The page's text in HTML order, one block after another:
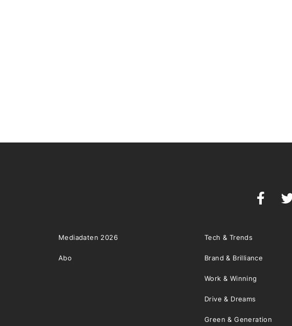
Mediadaten 2026
Abo
Tech & Trends
Brand & Brilliance
Work & Winning
Drive & Dreams
Green & Generation